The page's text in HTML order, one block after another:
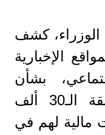
الوزراء، كشف
الإخبارية
بشأن
صدور قرار بإلغاء مسابقة الـ30 ألف
مالية لهم في